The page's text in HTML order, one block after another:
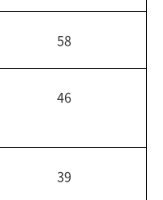
58
46
39